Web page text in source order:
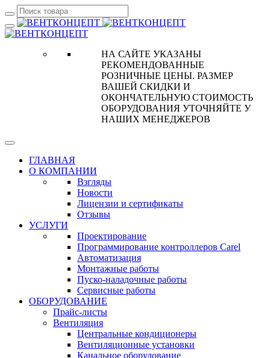
НА САЙТЕ УКАЗАНЫ
РЕКОМЕНДОВАННЫЕ
РОЗНИЧНЫЕ ЦЕНЫ. РАЗМЕР
ВАШЕЙ СКИДКИ И
ОКОНЧАТЕЛЬНУЮ СТОИМОСТЬ
ОБОРУДОВАНИЯ УТОЧНЯЙТЕ У
НАШИХ МЕНЕДЖЕРОВ
ГЛАВНАЯ
О КОМПАНИИ
Взгляды
Новости
Лицензии и сертификаты
Отзывы
УСЛУГИ
Проектирование
Программирование контроллеров Carel
Автоматизация
Монтажные работы
Пуско-наладочные работы
Сервисные работы
ОБОРУДОВАНИЕ
Прайс-листы
Вентиляция
Центральные кондиционеры
Вентиляционные установки
Канальное оборудование